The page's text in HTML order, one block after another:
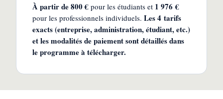
À partir de800 € pour les étudiants et 1 976 €
pour les professionnels individuels. Les 4 tarifs
exacts (entreprise, administration, étudiant, etc.)
et les modalités de paiement sont détaillés dans
le programme à télécharger.